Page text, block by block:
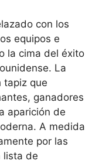
con los
equipos e
la cima del éxito
La
tapiz que
ganadores
aparición de
A medida
por las
lista de